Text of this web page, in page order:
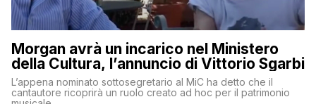
Morgan avrà un incarico nel Ministero
della Cultura, l’annuncio di Vittorio Sgarbi
L’appena nominato sottosegretario al MiC ha detto che il
cantautore ricoprirà un ruolo creato ad hoc per il patrimonio